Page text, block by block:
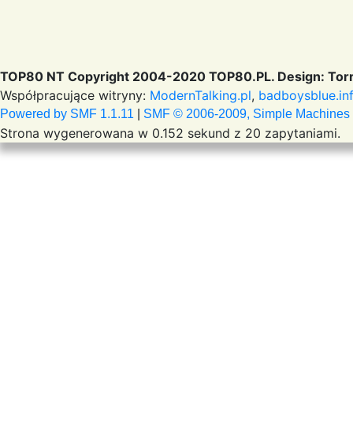
TOP80 NT Copyright 2004-2020 TOP80.PL. Design:
Współpracujące witryny: ModernTalking.pl,
Powered by SMF 1.1.11 SMF © 2006-2009, Simple Machines
Strona wygenerowana w 0.152 sekund z 20 zapytaniami.